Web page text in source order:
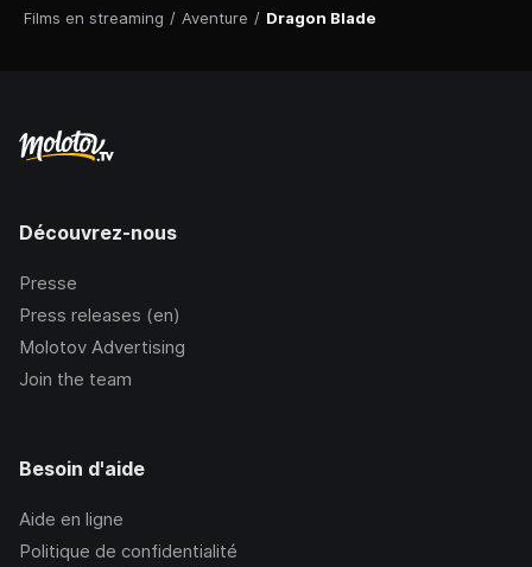
Films en streaming / Aventure / Dragon Blade
Découvrez-nous
Presse
Press releases (en)
Molotov Advertising
Join the team
Besoin d'aide
Aide en ligne
Politique de confidentialité